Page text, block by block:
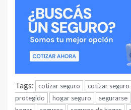
Tags: cotizar seguro cotizar seguro
protegido
hogar seguro segurarse